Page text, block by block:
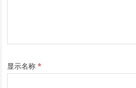
显示名称*